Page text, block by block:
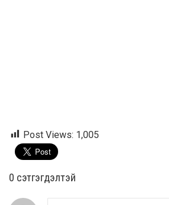
Post Views: 1,005
0 cэтгэгдэлтэй